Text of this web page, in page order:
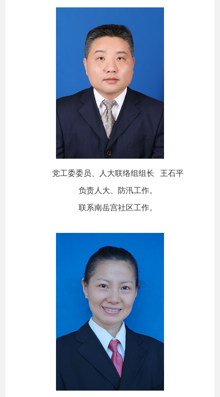
党工委委员、人大联络组组长 王石平
负责人大、防汛工作。
联系南岳宫社区工作。